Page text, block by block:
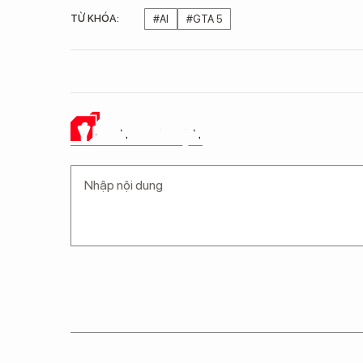
TỪ KHÓA: #AI #GTA 5
Ý KIẾN CỦA BẠN